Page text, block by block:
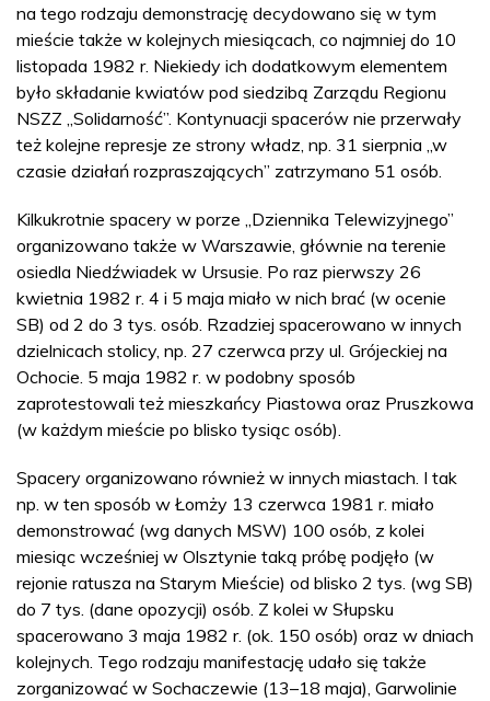
na tego rodzaju demonstrację decydowano się w tym
mieście także w kolejnych miesiącach, co najmniej do 10
listopada 1982 r. Niekiedy ich dodatkowym elementem
było składanie kwiatów pod siedzibą Zarządu Regionu
NSZZ „Solidarność”. Kontynuacji spacerów nie przerwały
też kolejne represje ze strony władz, np. 31 sierpnia „w
czasie działań rozpraszających” zatrzymano 51 osób.
Kilkukrotnie spacery w porze „Dziennika Telewizyjnego”
organizowano także w Warszawie, głównie na terenie
osiedla Niedźwiadek w Ursusie. Po raz pierwszy 26
kwietnia 1982 r. 4 i 5 maja miało w nich brać (w ocenie
SB) od 2 do 3 tys. osób. Rzadziej spacerowano w innych
dzielnicach stolicy, np. 27 czerwca przy ul. Grójeckiej na
Ochocie. 5 maja 1982 r. w podobny sposób
zaprotestowali też mieszkańcy Piastowa oraz Pruszkowa
(w każdym mieście po blisko tysiąc osób).
Spacery organizowano również w innych miastach. I tak
np. w ten sposób w Łomży 13 czerwca 1981 r. miało
demonstrować (wg danych MSW) 100 osób, z kolei
miesiąc wcześniej w Olsztynie taką próbę podjęło (w
rejonie ratusza na Starym Mieście) od blisko 2 tys. (wg SB)
do 7 tys. (dane opozycji) osób. Z kolei w Słupsku
spacerowano 3 maja 1982 r. (ok. 150 osób) oraz w dniach
kolejnych. Tego rodzaju manifestację udało się także
zorganizować w Sochaczewie (13–18 maja), Garwolinie